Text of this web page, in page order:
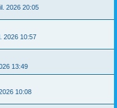
2026 20:05
2026 10:57
13:49
10:08